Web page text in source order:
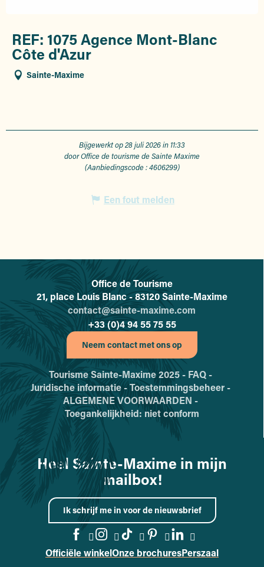
REF: 1075 Agence Mont-Blanc
Côte d'Azur
Sainte-Maxime
Bijgewerkt op 28 juli 2026 in 11:33
door Office de tourisme de Sainte Maxime
(Aanbiedingscode :4606299)
Een fout melden
L'office de tourisme de Sainte-
Office de Tourisme
21, place Louis Blanc - 83120 Sainte-Maxime
contact@sainte-maxime.com
+33 (0)4 94 55 75 55
Neem contact met ons op
Tourisme Sainte-Maxime 2025 - FAQ -
Juridische informatie -Toestemmingsbeheer -
ALGEMENE VOORWAARDEN -
Toegankelijkheid: niet conform
Heel Sainte-Maxime in mijn
mailbox!
Ik schrijf me in voor de nieuwsbrief
Naar de Facebook-pagina
Naar de Instagram-
Naar de TikTok-
Naar deNaar de
Officiële winkelOnze brochuresPerszaal